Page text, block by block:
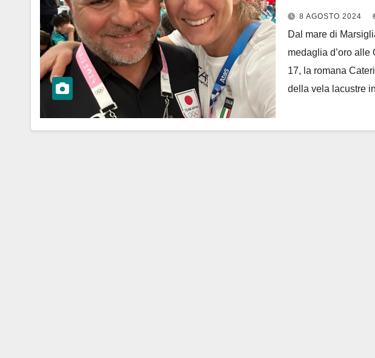
Bracciano
8 AGOSTO 2024
Dal mare di
medaglia d’oro
17, la romana
della vela lacustre